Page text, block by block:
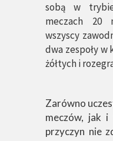
sobą w
meczach 20
wszyscy
dwa zespoły w
żółtych i
Zarówno
meczów, jak
przyczyn nie